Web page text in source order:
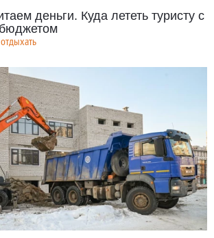
деньги. Куда лететь туристу с